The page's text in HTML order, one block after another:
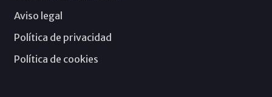
Aviso legal
Política de privacidad
Política de cookies